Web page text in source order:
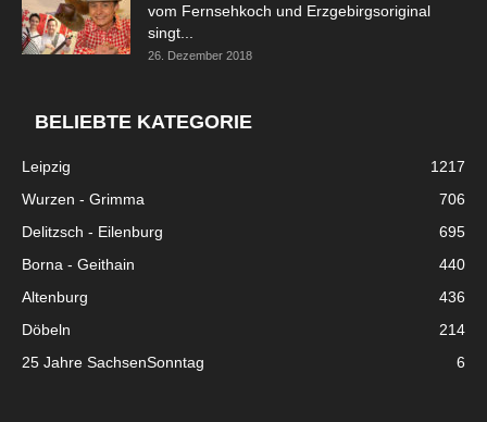
vom Fernsehkoch und Erzgebirgsoriginal
singt...
26. Dezember 2018
BELIEBTE KATEGORIE
Leipzig
1217
Wurzen - Grimma
706
Delitzsch - Eilenburg
695
Borna - Geithain
440
Altenburg
436
Döbeln
214
25 Jahre SachsenSonntag
6